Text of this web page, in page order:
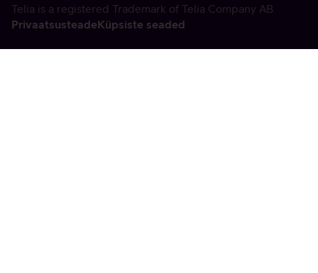
Telia is a registered Trademark of Telia Company AB
PrivaatsusteadeKüpsiste seaded